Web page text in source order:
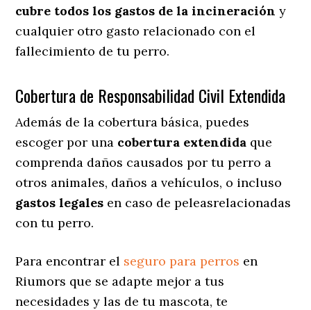
cubre todos los gastos de la incineración y
cualquier otro gasto relacionado con el
fallecimiento de tu perro.
Cobertura de Responsabilidad Civil Extendida
Además de la cobertura básica, puedes
escoger por una cobertura extendida que
comprenda daños causados por tu perro a
otros animales, daños a vehículos, o incluso
gastos legales en caso de peleasrelacionadas
con tu perro.
Para encontrar el seguro para perros en
Riumors que se adapte mejor a tus
necesidades y las de tu mascota, te